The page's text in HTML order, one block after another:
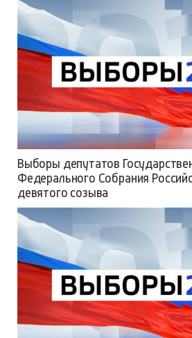
Выборы депутатов
Федерального Собрания
девятого созыва